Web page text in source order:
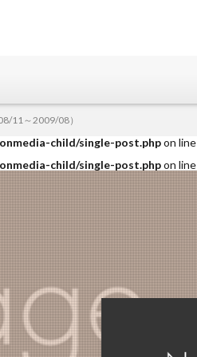
child/single-post.php
child/single-post.phpon line
child/single-post.phpon line
11～2009/08）